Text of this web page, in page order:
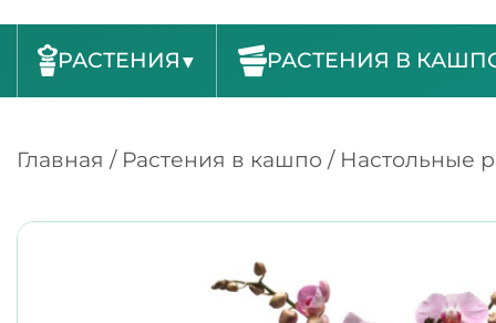
РАСТЕНИЯ РАСТЕНИЯ В
Главная / Растения в кашпо / Настольные